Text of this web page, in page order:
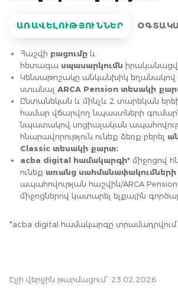
ԱՌԱՎԵԼՈՒԹՅՈՒՆՆԵՐ
Հաշվի բացումը և
հետագա սպասարկումն
Կենսաթոշակը անկանխիկ եղանակով
ստանալ ARCA Pension տեսակի
Ընտանեկան և մինչև 2 տարեկան
համար վճարվող նպաստների
նպատակով սոցիալական
հնարավորություն ունեք ձեռք բերել
Classic տեսակի քարտ։
acba digital համակարգի* միջոցով
ունեք առանց սահմանափակումների
ապահովության հաշվին/ARCA
միջոցներով կատարել ելքային
*acba digital համակարգը տրամադրվում
Էջի վերջին թարմացում՝ 23.02.2026